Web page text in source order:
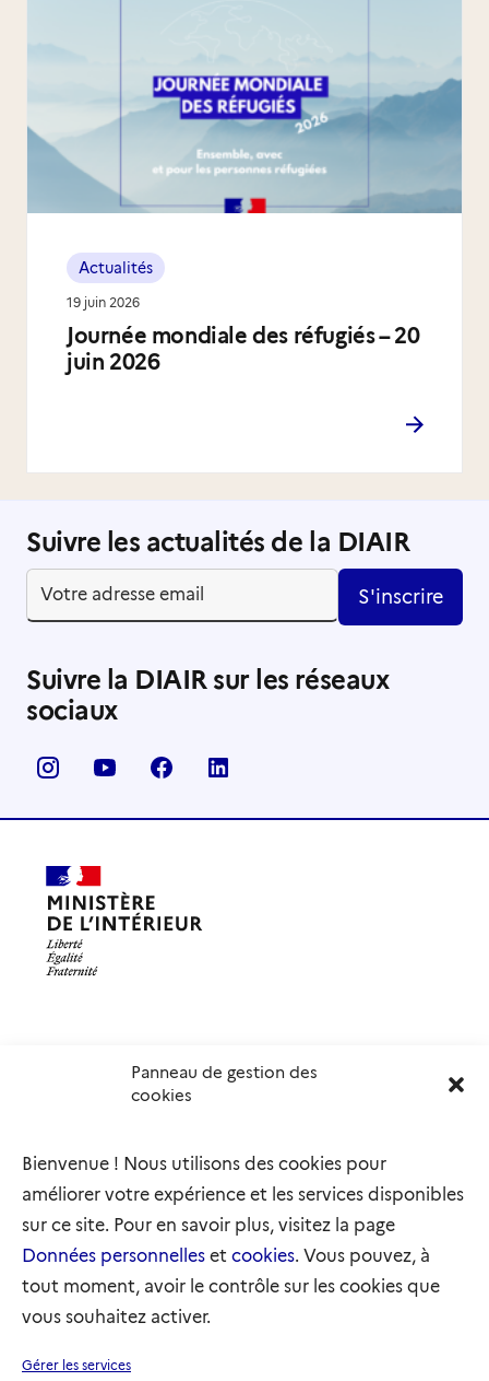
Panneau de gestion des
cookies
Bienvenue ! Nous utilisons des cookies pour
améliorer votre expérience et les services disponibles
sur ce site. Pour en savoir plus, visitez la page
Données personnelles et cookies. Vous pouvez, à
tout moment, avoir le contrôle sur les cookies que
vous souhaitez activer.
Gérer les services
Journée mondiale des réfugiés – 20
juin 2026
Actualités
19 juin 2026
Suivre les actualités de la DIAIR
S'inscrire
Suivre la DIAIR sur les réseaux
sociaux
Délégation interministérielle à l’accueil et à l’intégration
elysee.fr
info.gouv.fr
legifrance.gouv.fr
refugies.info
initiativemarianne.fr
Mentions légales